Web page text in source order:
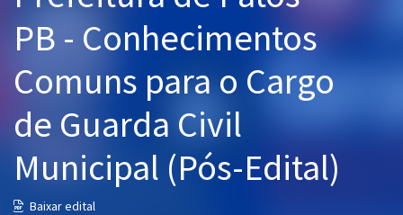
Pós
Graduação
OAB
Questões grátis
PB - Conhecimentos
Comuns para o Cargo
de Guarda Civil
Municipal (Pós-Edital)
Baixar edital